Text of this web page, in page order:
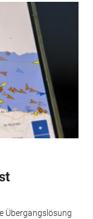
Übergangslösung